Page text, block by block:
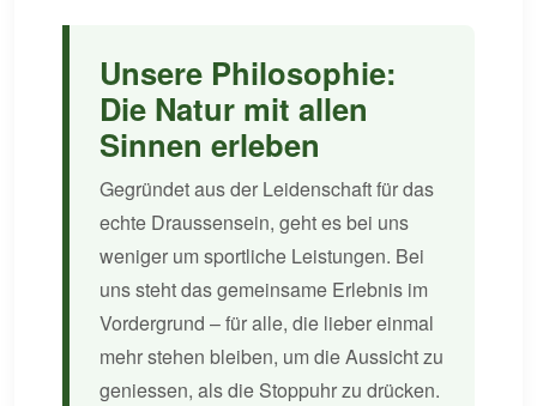
Unsere Philosophie:
Die Natur mit allen
Sinnen erleben
Gegründet aus der Leidenschaft für das
echte Draussensein, geht es bei uns
weniger um sportliche Leistungen. Bei
uns steht das gemeinsame Erlebnis im
Vordergrund – für alle, die lieber einmal
mehr stehen bleiben, um die Aussicht zu
geniessen, als die Stoppuhr zu drücken.